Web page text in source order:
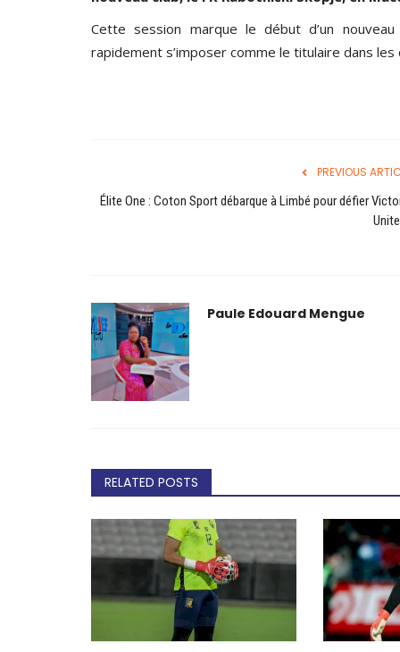
Cette session marque le début d’un
rapidement s’imposer comme le titulaire dans
PREVIOUS
Élite One : Coton Sport débarque à Limbé pour défier
Paule Edouard Mengue
RELATED POSTS